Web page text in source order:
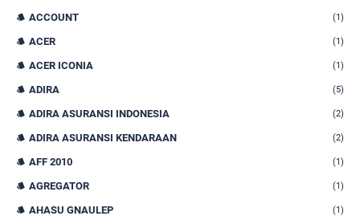
ACCOUNT (1)
ACER (1)
ACER ICONIA (1)
ADIRA (5)
ADIRA ASURANSI INDONESIA (2)
ADIRA ASURANSI KENDARAAN (2)
AFF 2010 (1)
AGREGATOR (1)
AHASU GNAULEP (1)